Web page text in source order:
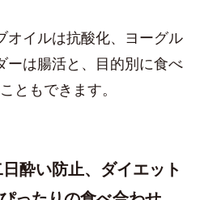
オイルは抗酸化、ヨーグル
ーは腸活と、目的別に食べ
ともできます。
酔い防止、ダイエット